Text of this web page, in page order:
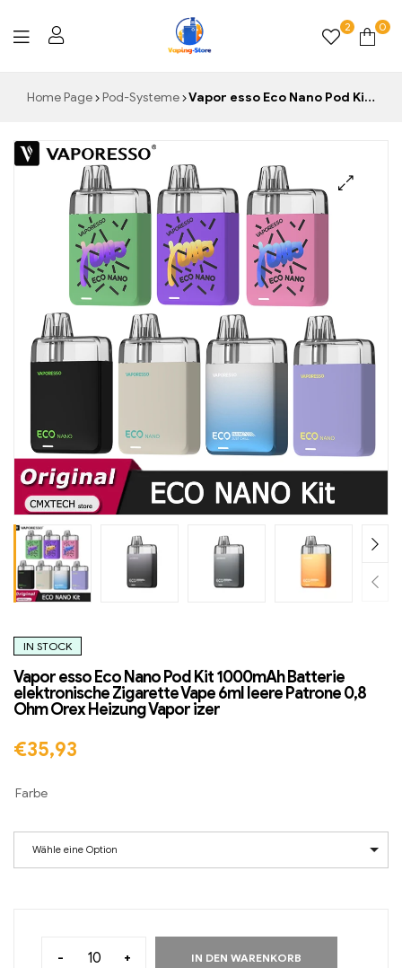
2 0
Home Page Pod-Systeme Vapor esso Eco Nano Pod Kit 1000mAh Batterie elektronische Zigarette Vape 6ml leere Patrone 0,8 Ohm Orex Heizung Vapor izer
IN STOCK
Vapor esso Eco Nano Pod Kit 1000mAh Batterie
elektronische Zigarette Vape 6ml leere Patrone 0,8
Ohm Orex Heizung Vapor izer
€35,93
Farbe
Wähle eine Option
- + IN DEN WARENKORB